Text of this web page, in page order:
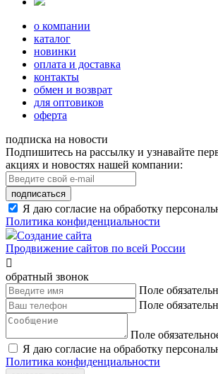
о компании
каталог
новинки
оплата и доставка
контакты
обмен и возврат
для оптовиков
оферта
подписка на новости
Подпишитесь на рассылку и узнавайте
акциях и новостях нашей компании:
подписаться
Я даю согласие на обработку
Политика конфиденциальности
Создание сайта
Продвижение сайтов по всей России

обратный звонок
Поле
Поле
Поле
Я даю согласие на обработку
Политика конфиденциальности